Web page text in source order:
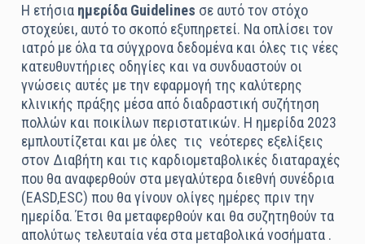
Η ετήσια ημερίδα Guidelines σε αυτό τον στόχο
στοχεύει, αυτό το σκοπό εξυπηρετεί. Να οπλίσει τον
ιατρό με όλα τα σύγχρονα δεδομένα και όλες τις νέες
κατευθυντήριες οδηγίες και να συνδυαστούν οι
γνώσεις αυτές με την εφαρμογή της καλύτερης
κλινικής πράξης μέσα από διαδραστική συζήτηση
πολλών και ποικίλων περιστατικών. Η ημερίδα 2023
εμπλουτίζεται και με όλες τις νεότερες εξελίξεις
στον Διαβήτη και τις καρδιομεταβολικές διαταραχές
που θα αναφερθούν στα μεγαλύτερα διεθνή συνέδρια
(EASD,ESC) που θα γίνουν ολίγες ημέρες πριν την
ημερίδα. Έτσι θα μεταφερθούν και θα συζητηθούν τα
απολύτως τελευταία νέα στα μεταβολικά νοσήματα .